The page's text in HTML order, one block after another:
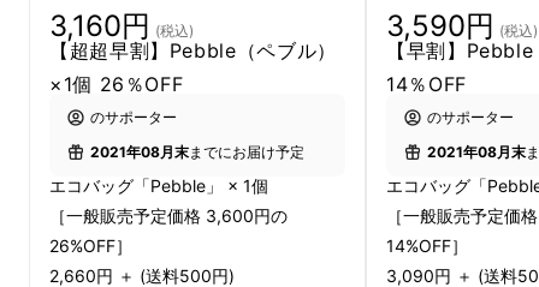
3,160円 (税込)
【超超早割】Pebble（ペブル）
×1個 26％OFF
のサポーター
2021年08月末までにお届け予定
エコバッグ「Pebble」 × 1個
［一般販売予定価格 3,600円の
26%OFF］
2,660円 ＋ (送料500円)
3,590円 (税込)
【早割】
14％OFF
のサポーター
2021年08月末
エコバッグ「
［一般販売予定価
14%OFF］
3,090円 ＋ (送料